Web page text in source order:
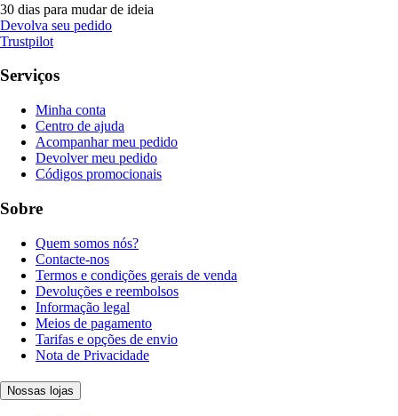
30 dias para mudar de ideia
Devolva seu pedido
Trustpilot
Serviços
Minha conta
Centro de ajuda
Acompanhar meu pedido
Devolver meu pedido
Códigos promocionais
Sobre
Quem somos nós?
Contacte-nos
Termos e condições gerais de venda
Devoluções e reembolsos
Informação legal
Meios de pagamento
Tarifas e opções de envio
Nota de Privacidade
Nossas lojas